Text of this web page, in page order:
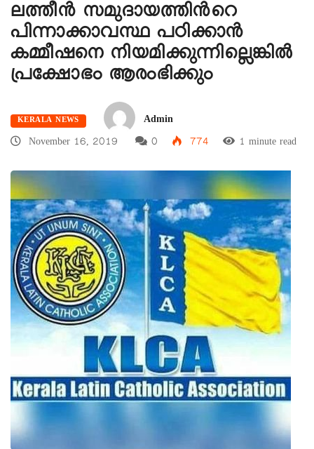
ലത്തീന്‍ സമുദായത്തിന്‍റെ
പിന്നാക്കാവസ്ഥ പഠിക്കാന്‍
കമ്മീഷനെ നിയമിക്കുന്നില്ലെങ്കില്‍
പ്രക്ഷോഭം ആരംഭിക്കും
KERALA NEWS
Admin
November 16, 2019
0 774 1 minute read